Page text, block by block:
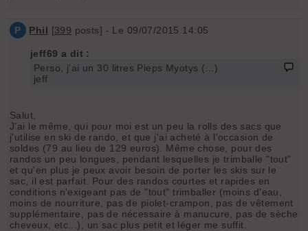
P Phil [399 posts] - Le 09/07/2015 14:05
jeff69 a dit :
Perso, j'ai un 30 litres Pieps Myotys (...)
jeff
Salut,
J'ai le même, qui pour moi est un peu la rolls des sacs que
j'utilise en ski de rando, et que j'ai acheté à l'occasion de
soldes (79 au lieu de 129 euros). Même chose, pour des
randos un peu longues, pendant lesquelles je trimballe "tout"
et qu'en plus je peux avoir besoin de porter les skis sur le
sac, il est parfait. Pour des randos courtes et rapides en
conditions n'exigeant pas de "tout" trimballer (moins d'eau,
moins de nourriture, pas de piolet-crampon, pas de vêtement
supplémentaire, pas de nécessaire à manucure, pas de sèche
cheveux, etc...), un sac plus petit et léger me suffit.